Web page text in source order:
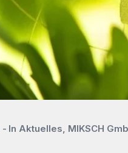
In Aktuelles, MIKSCH